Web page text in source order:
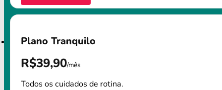
Plano Tranquilo
R$39,90/mês
Todos os cuidados de rotina.